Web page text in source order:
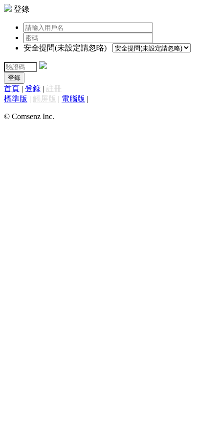
登錄
安全提問(未設定請忽略)
登錄
首頁 | 登錄 | 註冊
標準版 | 觸屏版 | 電腦版 |
© Comsenz Inc.